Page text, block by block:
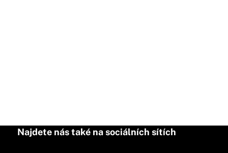
Najdete nás také na sociálních sítích